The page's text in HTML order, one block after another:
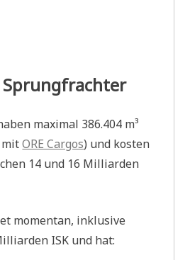
Sprungfrachter
maximal 386.404 m³
mitORE Cargos) und kosten
14 und 16 Milliarden
momentan, inklusive
ISK und hat: